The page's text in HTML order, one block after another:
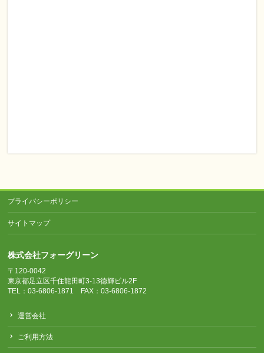
プライバシーポリシー
サイトマップ
株式会社フォーグリーン
〒120-0042
東京都足立区千住龍田町3-13徳輝ビル2F
TEL：03-6806-1871 FAX：03-6806-1872
運営会社
ご利用方法